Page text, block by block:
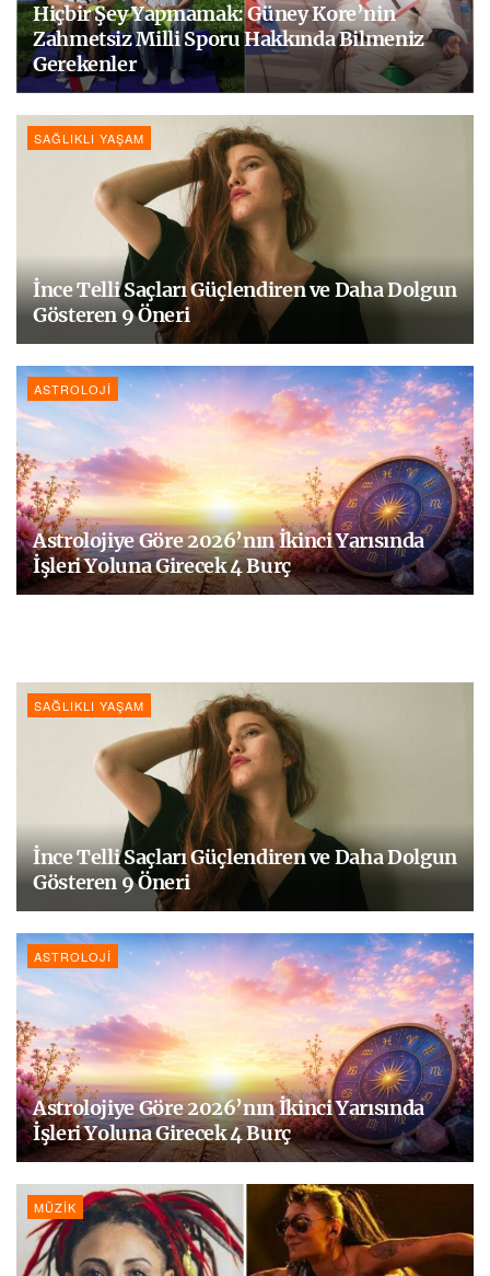
Hiçbir Şey Yapmamak: Güney Kore’nin
Zahmetsiz Milli Sporu Hakkında Bilmeniz
Gerekenler
SAĞLIKLI YAŞAM
İnce Telli Saçları Güçlendiren ve Daha Dolgun
Gösteren 9 Öneri
ASTROLOJI
Astrolojiye Göre 2026’nın İkinci Yarısında
İşleri Yoluna Girecek 4 Burç
SAĞLIKLI YAŞAM
İnce Telli Saçları Güçlendiren ve Daha Dolgun
Gösteren 9 Öneri
ASTROLOJI
Astrolojiye Göre 2026’nın İkinci Yarısında
İşleri Yoluna Girecek 4 Burç
MÜZIK